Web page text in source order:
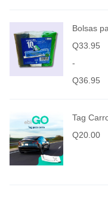
Bolsas
Q33.95
-
Q36.95
Tag
Q20.00